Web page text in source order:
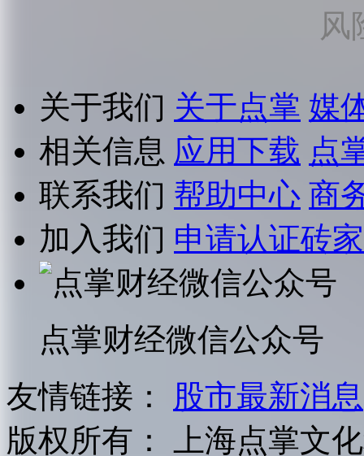
风
关于我们 关于点掌 媒
相关信息 应用下载 点
联系我们 帮助中心 商
加入我们 申请认证砖家
点掌财经微信公众号
友情链接：
股市最新消息
版权所有：
上海点掌文